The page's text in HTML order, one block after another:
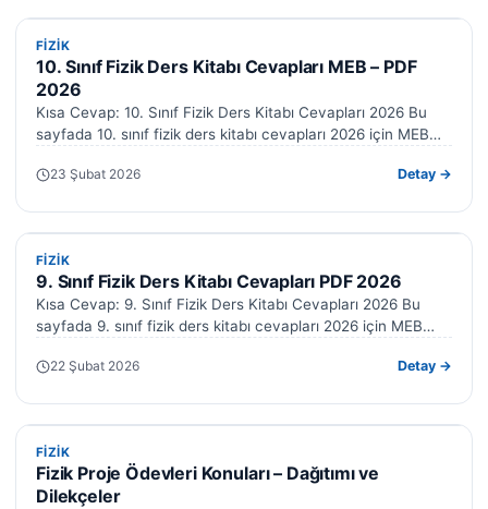
FIZIK
FIZIK
10. Sınıf Fizik Ders Kitabı Cevapları MEB – PDF
2026
Kısa Cevap: 10. Sınıf Fizik Ders Kitabı Cevapları 2026 Bu
sayfada 10. sınıf fizik ders kitabı cevapları 2026 için MEB…
23 Şubat 2026 Detay →
FIZIK
FIZIK
9. Sınıf Fizik Ders Kitabı Cevapları PDF 2026
Kısa Cevap: 9. Sınıf Fizik Ders Kitabı Cevapları 2026 Bu
sayfada 9. sınıf fizik ders kitabı cevapları 2026 için MEB…
22 Şubat 2026 Detay →
FIZIK
FIZIK
Fizik Proje Ödevleri Konuları – Dağıtımı ve
Dilekçeler